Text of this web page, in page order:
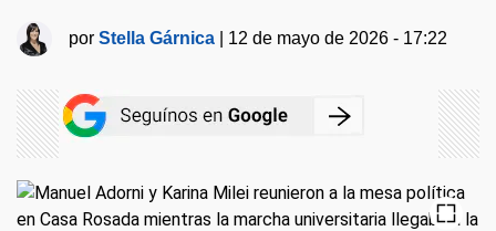
porStella Gárnica 12 de mayo de 2026 - 17:22